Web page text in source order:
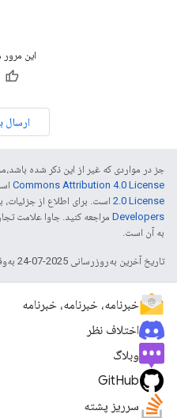
این مرور
ارسال
جز در مواردی که غیر از این ذکر شده
Commons Attribution 4.0 License
2.0 License است. برای اطلاع از جزئیات،
Developers‏
به آن است.
تاریخ آخرین به‌روزرسانی 2025-07-24 به‌وقت ساعت هماهنگ جهانی.
خبرنامه، خبرنامه، خبرنامه
اختلاف نظر
وبلاگ
GitHub
سرریز پشته